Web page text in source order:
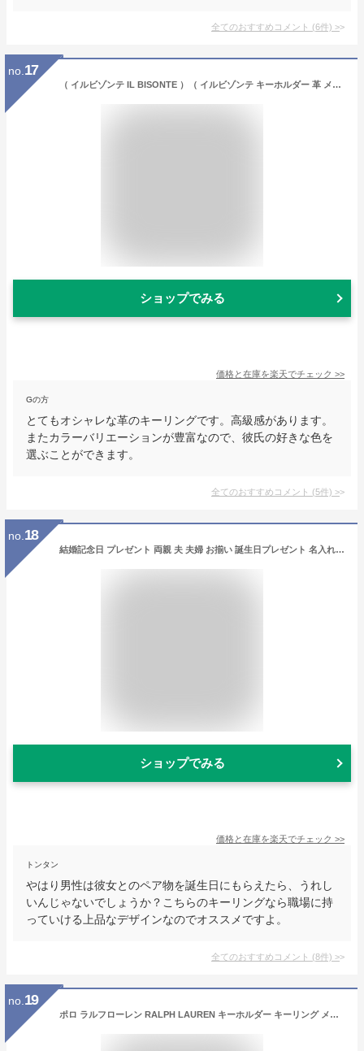
全てのおすすめコメント (6件) >
no. 17
（ イルビゾンテ IL BISONTE ）（ イルビゾンテ キーホルダー 革 メンズ レディース 定番 ）イル ビゾンテ ギボシ留めキーホルダー キーリング（ 54_1_ 5472305390 レザーキーホルダー ）（ 商品番号 IB-7-05390 ）
ショップでみる
価格と在庫を楽天でチェック >>
Gの方
とてもオシャレな革のキーリングです。高級感があります。
またカラーバリエーションが豊富なので、彼氏の好きな色を
選ぶことができます。
全てのおすすめコメント (5件) >
no. 18
結婚記念日 プレゼント 両親 夫 夫婦 お揃い 誕生日プレゼント 名入れ キーホルダー 【グロスメタル キーリング ペア セット 】 革 本革 牛革 おしゃれ 高級 レザー 車 鍵 革婚式 名前入り ギフト 彼氏 誕生日 旦那 結婚祝い 記念日 新築 退職 還暦 FLEGRE 母の日
ショップでみる
価格と在庫を楽天でチェック >>
トンタン
やはり男性は彼女とのペア物を誕生日にもらえたら、うれし
いんじゃないでしょうか？こちらのキーリングなら職場に持
っていける上品なデザインなのでオススメですよ。
全てのおすすめコメント (8件) >
no. 19
ポロ ラルフローレン RALPH LAUREN キーホルダー キーリング メンズ RL-4260-7052-1213 ブランド 人気